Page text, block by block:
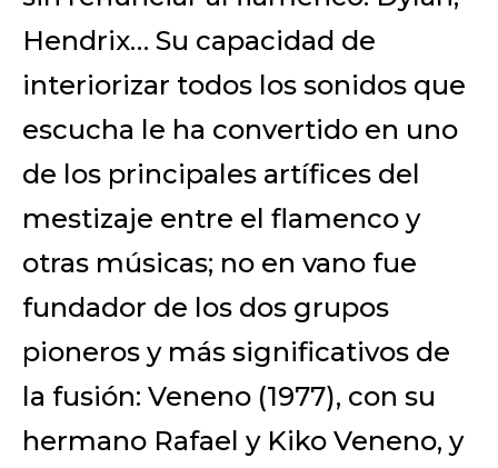
Hendrix… Su capacidad de
interiorizar todos los sonidos que
escucha le ha convertido en uno
de los principales artífices del
mestizaje entre el flamenco y
otras músicas; no en vano fue
fundador de los dos grupos
pioneros y más significativos de
la fusión: Veneno (1977), con su
hermano Rafael y Kiko Veneno, y